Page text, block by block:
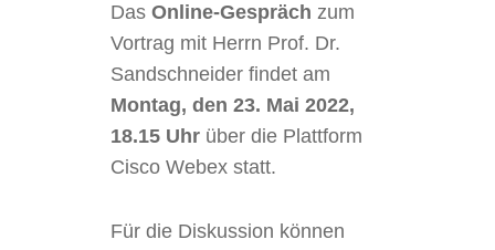
Das Online-Gespräch zum
Vortrag mit Herrn Prof. Dr.
Sandschneider findet am
Montag, den 23. Mai 2022,
18.15 Uhr über die Plattform
Cisco Webex statt.
Für die Diskussion können